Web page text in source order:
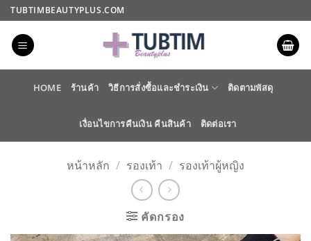
ข้าม
ไป
เนื้อหา
TUBTIMBEAUTYPLUS.COM
HOME ร้านค้า วิธีการสั่งซื้อและชำระเงิน ติดตามพัสดุ
เงื่อนไขการคืนเงิน คืนสินค้า ติดต่อเรา
หน้าหลัก / รองเท้า / รองเท้าผู้หญิง
คัดกรอง